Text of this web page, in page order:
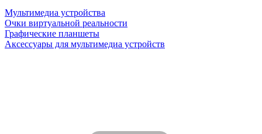
Мультимедиа устройства
Очки виртуальной реальности
Графические планшеты
Аксессуары для мультимедиа устройств